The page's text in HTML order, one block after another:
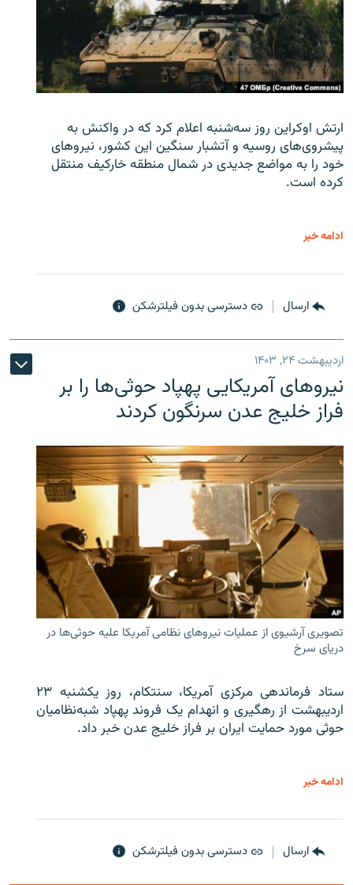
ارتش اوکراین روز سه‌شنبه اعلام کرد که در واکنش به
پیشروی‌های روسیه و آتشبار سنگین این کشور، نیروهای
خود را به مواضع جدیدی در شمال منطقه خارکیف منتقل
کرده است.
ادامه خبر
ارسال دسترسی بدون فیلترشکن
اردیبهشت ۲۴, ۱۴۰۳
نیروهای آمریکایی پهپاد حوثی‌ها را بر
فراز خلیج عدن سرنگون کردند
تصویری آرشیوی از عملیات نیروهای نظامی آمریکا علیه حوثی‌ها در
دریای سرخ
ستاد فرماندهی مرکزی آمریکا، سنتکام، روز یکشنبه ۲۳
اردیبهشت از رهگیری و انهدام یک فروند پهپاد شبه‌نظامیان
حوثی‌ مورد حمایت ایران بر فراز خلیج عدن خبر داد.
ادامه خبر
ارسال دسترسی بدون فیلترشکن